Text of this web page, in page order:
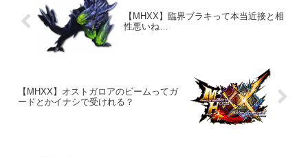
【MHXX】臨界ブラキって本当近接と相
性悪いね…
【MHXX】オストガロアのビームってガ
ードとかイナシで受けれる？